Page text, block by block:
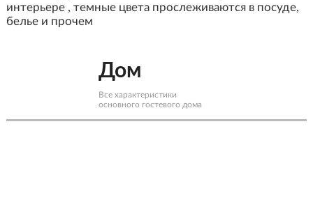
интерьере , темные цвета прослеживаются в посуде,
белье и прочем
Дом
Все характеристики
основного гостевого дома